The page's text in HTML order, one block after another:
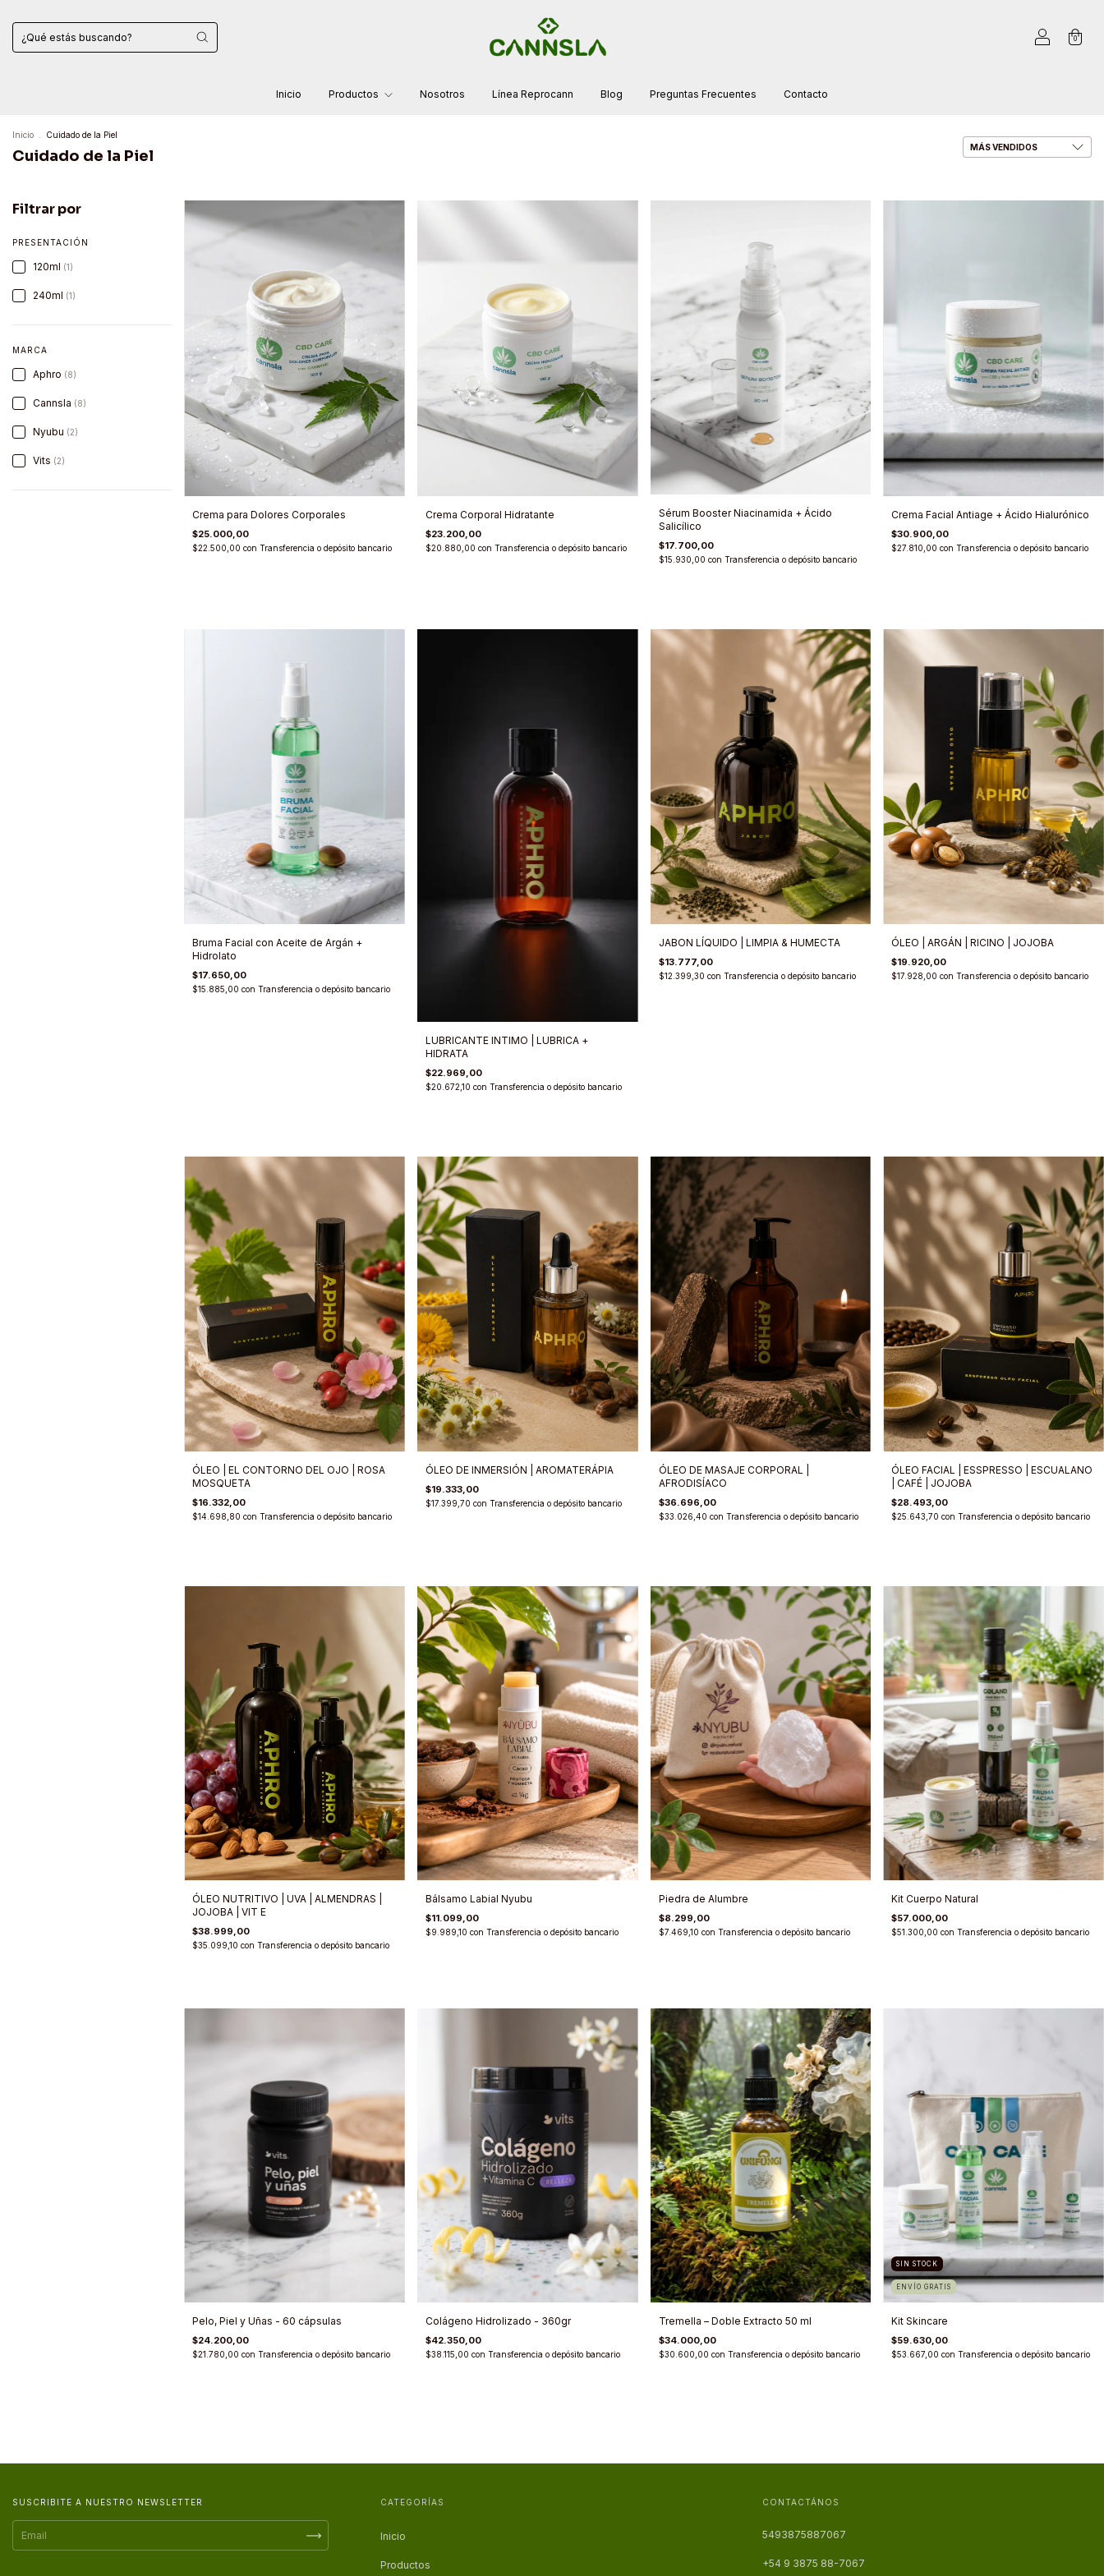
0
Inicio Productos Nosotros Línea Reprocann Blog Preguntas Frecuentes Contacto
Inicio Cuidado de la Piel
Cuidado de la Piel
Filtrar por
PRESENTACIÓN
120ml (1)
240ml (1)
MARCA
Aphro (8)
Cannsla (8)
Nyubu (2)
Vits (2)
Crema para Dolores Corporales
$25.000,00
$22.500,00 con Transferencia o depósito bancario
Crema Corporal Hidratante
$23.200,00
$20.880,00 con Transferencia o depósito bancario
Sérum Booster Niacinamida + Ácido
Salicílico
$17.700,00
$15.930,00 con Transferencia o depósito bancario
Crema Facial Antiage + Ácido Hialurónico
$30.900,00
$27.810,00con Transferencia o depósito bancario
Bruma Facial con Aceite de Argán +
Hidrolato
$17.650,00
$15.885,00 con Transferencia o depósito bancario
LUBRICANTE INTIMO | LUBRICA +
HIDRATA
$22.969,00
$20.672,10 con Transferencia o depósito bancario
JABON LÍQUIDO | LIMPIA & HUMECTA
$13.777,00
$12.399,30 con Transferencia o depósito bancario
ÓLEO | ARGÁN | RICINO | JOJOBA
$19.920,00
$17.928,00con Transferencia o depósito bancario
ÓLEO | EL CONTORNO DEL OJO | ROSA
MOSQUETA
$16.332,00
$14.698,80 con Transferencia o depósito bancario
ÓLEO DE INMERSIÓN | AROMATERÁPIA
$19.333,00
$17.399,70 con Transferencia o depósito bancario
ÓLEO DE MASAJE CORPORAL |
AFRODISÍACO
$36.696,00
$33.026,40 con Transferencia o depósito bancario
ÓLEO FACIAL | ESSPRESSO | ESCUALANO
| CAFÉ | JOJOBA
$28.493,00
$25.643,70con Transferencia o depósito bancario
ÓLEO NUTRITIVO | UVA | ALMENDRAS |
JOJOBA | VIT E
$38.999,00
$35.099,10 con Transferencia o depósito bancario
Bálsamo Labial Nyubu
$11.099,00
$9.989,10 con Transferencia o depósito bancario
Piedra de Alumbre
$8.299,00
$7.469,10 con Transferencia o depósito bancario
Kit Cuerpo Natural
$57.000,00
$51.300,00con Transferencia o depósito bancario
Pelo, Piel y Uñas - 60 cápsulas
$24.200,00
$21.780,00 con Transferencia o depósito bancario
Colágeno Hidrolizado - 360gr
$42.350,00
$38.115,00 con Transferencia o depósito bancario
Tremella – Doble Extracto 50 ml
$34.000,00
$30.600,00 con Transferencia o depósito bancario
SIN STOCK
ENVÍO GRATIS
Kit Skincare
$59.630,00
$53.667,00con Transferencia o depósito bancario
SUSCRIBITE A NUESTRO NEWSLETTER CATEGORÍAS
Inicio
Productos
CONTACTÁNOS
5493875887067
+54 9 3875 88-7067‬